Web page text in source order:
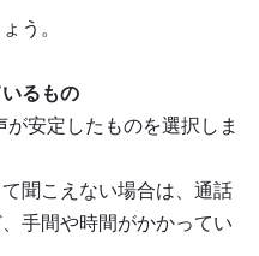
う。
るもの
安定したものを選択しま
聞こえない場合は、通話
手間や時間がかかってい